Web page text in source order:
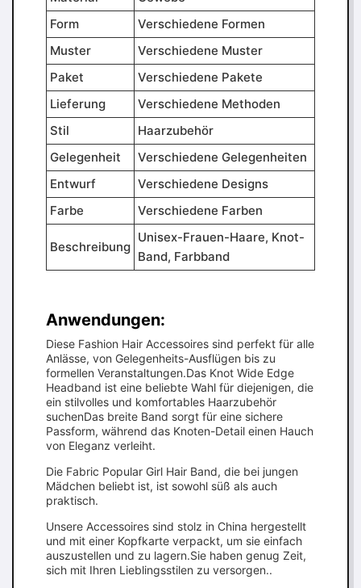
Form
Verschiedene Formen
Muster
Verschiedene Muster
Paket
Verschiedene Pakete
Lieferung
Verschiedene Methoden
Stil
Haarzubehör
Gelegenheit
Verschiedene Gelegenheiten
Entwurf
Verschiedene Designs
Farbe
Verschiedene Farben
Beschreibung
Unisex-Frauen-Haare, Knot-
Band, Farbband
Anwendungen:
Diese Fashion Hair Accessoires sind perfekt für alle
Anlässe, von Gelegenheits-Ausflügen bis zu
formellen Veranstaltungen.Das Knot Wide Edge
Headband ist eine beliebte Wahl für diejenigen, die
ein stilvolles und komfortables Haarzubehör
suchenDas breite Band sorgt für eine sichere
Passform, während das Knoten-Detail einen Hauch
von Eleganz verleiht.
Die Fabric Popular Girl Hair Band, die bei jungen
Mädchen beliebt ist, ist sowohl süß als auch
praktisch.
Unsere Accessoires sind stolz in China hergestellt
und mit einer Kopfkarte verpackt, um sie einfach
auszustellen und zu lagern.Sie haben genug Zeit,
sich mit Ihren Lieblingsstilen zu versorgen..